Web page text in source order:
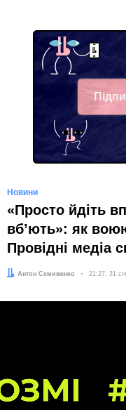
Новини
«Просто йдіть
вб’ють»: як
Провідні медіа
Автор:
Антон Семиженко Дата:
21:27, 31